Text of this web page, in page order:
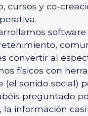
cursos y co-
convertir al
físicos con
(el sonido social)
preguntado
la información